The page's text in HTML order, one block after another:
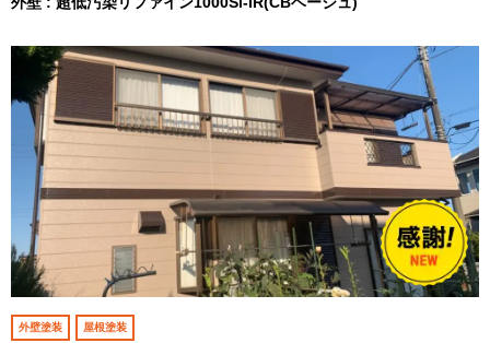
外壁塗装 屋根塗装